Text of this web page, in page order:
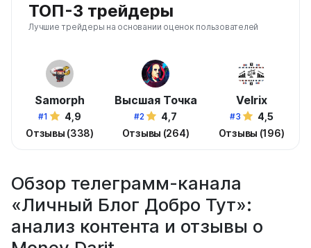
ТОП-3 трейдеры
Лучшие трейдеры на основании оценок пользователей
Samorph
#1
4,9
Отзывы (338)
Высшая Точка
#2
4,7
Отзывы (264)
Velrix
#3
4,5
Отзывы (196)
Обзор телеграмм-канала
«Личный Блог Добро Тут»:
анализ контента и отзывы о